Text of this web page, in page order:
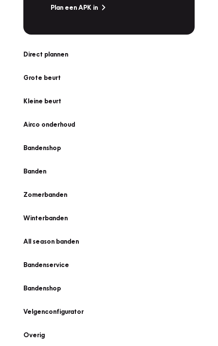
Plan een APK in
Direct plannen
Grote beurt
Kleine beurt
Airco onderhoud
Bandenshop
Banden
Zomerbanden
Winterbanden
All season banden
Bandenservice
Bandenshop
Velgenconfigurator
Overig